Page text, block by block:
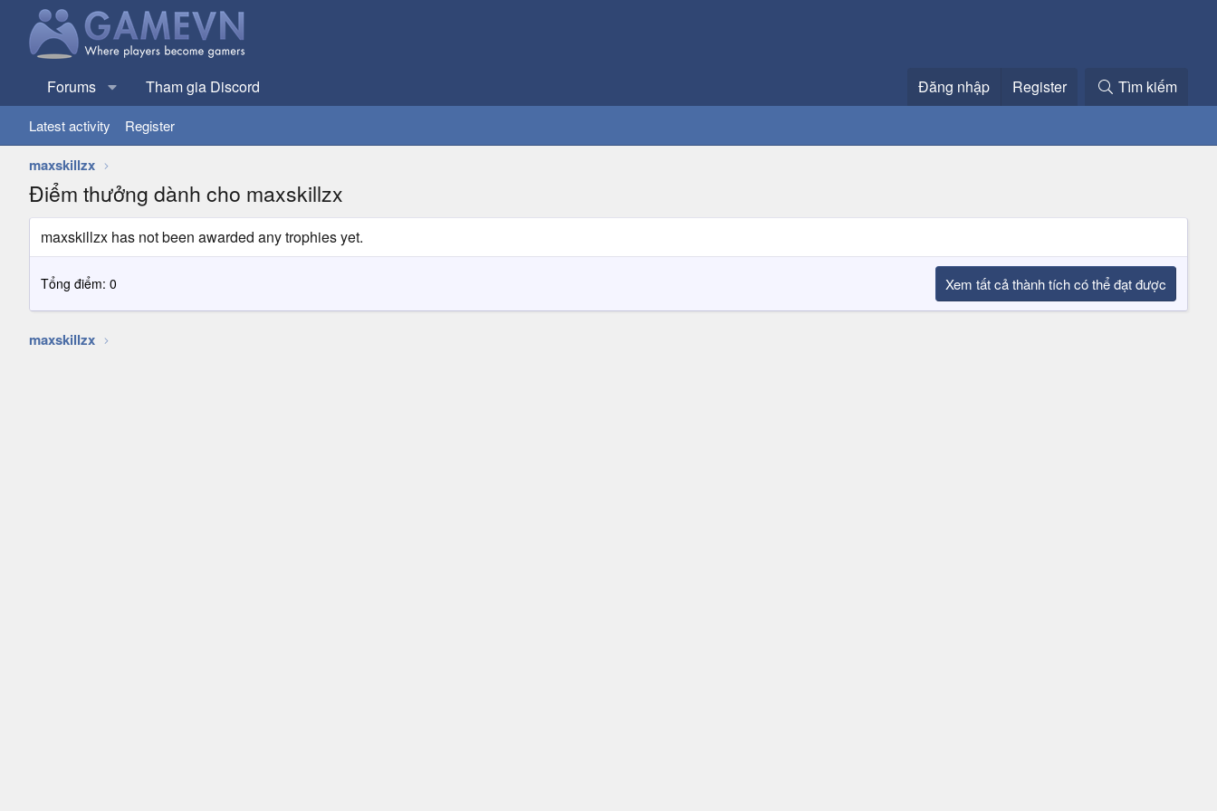
Forums Tham gia Discord Đăng nhập Register Tìm kiếm
Latest activity Register
maxskillzx
Điểm thưởng dành cho maxskillzx
maxskillzx has not been awarded any trophies yet.
Tổng điểm: 0 Xem tất cả thành tích có thể đạt được
maxskillzx